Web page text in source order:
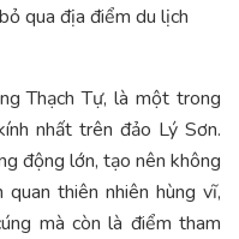
qua địa điểm du lịch
Thạch Tự, là một trong
nhất trên đảo Lý Sơn.
động lớn, tạo nên không
thiên nhiên hùng vĩ,
mà còn là điểm tham